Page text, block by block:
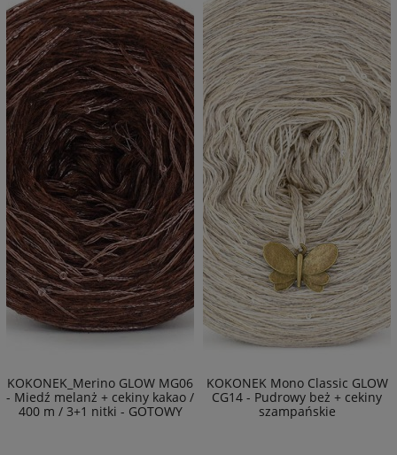
KOKONEK_Merino GLOW MG06
- Miedź melanż + cekiny kakao /
400 m / 3+1 nitki - GOTOWY
KOKONEK Mono Classic GLOW
CG14 - Pudrowy beż + cekiny
szampańskie